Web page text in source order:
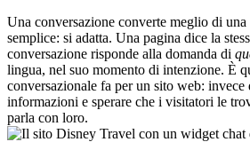
Una conversazione converte meglio di
semplice: si adatta. Una pagina dice la
conversazione risponde alla domanda di
lingua, nel suo momento di intenzione. È
conversazionale fa per un sito web: invece
informazioni e sperare che i visitatori le
parla con loro.